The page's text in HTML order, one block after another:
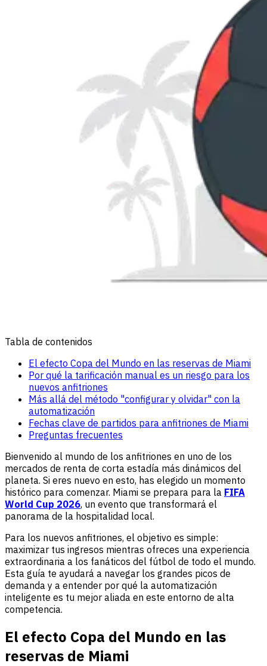
Tabla de contenidos
El efecto Copa del Mundo en las reservas de Miami
Por qué la tarificación manual es un riesgo para los
nuevos anfitriones
Más allá del método "configurar y olvidar" con la
automatización
Fechas clave de partidos para anfitriones de Miami
Preguntas frecuentes
Bienvenido al mundo de los anfitriones en uno de los
mercados de renta de corta estadía más dinámicos del
planeta. Si eres nuevo en esto, has elegido un momento
histórico para comenzar. Miami se prepara para la FIFA
World Cup 2026, un evento que transformará el
panorama de la hospitalidad local.
Para los nuevos anfitriones, el objetivo es simple:
maximizar tus ingresos mientras ofreces una experiencia
extraordinaria a los fanáticos del fútbol de todo el mundo.
Esta guía te ayudará a navegar los grandes picos de
demanda y a entender por qué la automatización
inteligente es tu mejor aliada en este entorno de alta
competencia.
El efecto Copa del Mundo en las
reservas de Miami